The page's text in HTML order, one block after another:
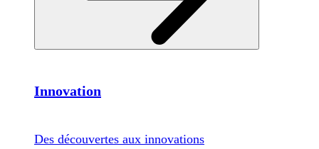
Innovation
Des découvertes aux innovations